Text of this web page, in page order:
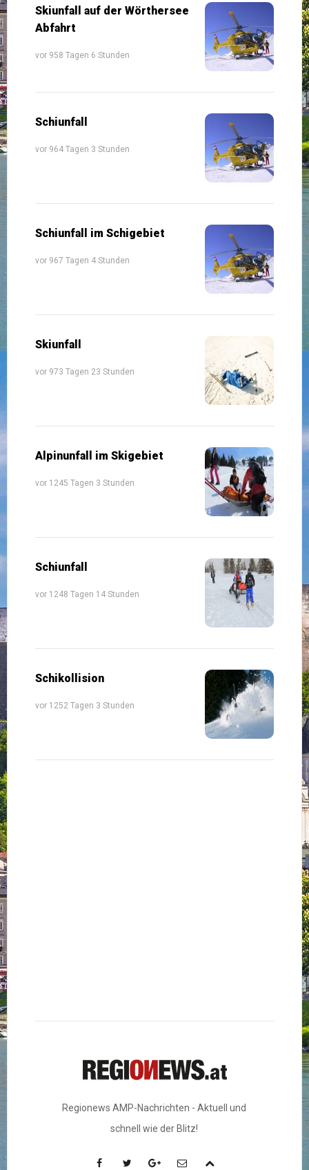
Skiunfall auf der Wörthersee
Abfahrt
vor 958 Tagen 6 Stunden
Schiunfall
vor 964 Tagen 3 Stunden
Schiunfall im Schigebiet
vor 967 Tagen 4 Stunden
Skiunfall
vor 973 Tagen 23 Stunden
Alpinunfall im Skigebiet
vor 1245 Tagen 3 Stunden
Schiunfall
vor 1248 Tagen 14 Stunden
Schikollision
vor 1252 Tagen 3 Stunden
Regionews AMP-Nachrichten - Aktuell und
schnell wie der Blitz!